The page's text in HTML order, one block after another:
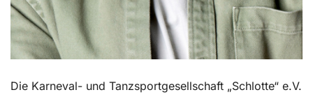
Die Karneval- und Tanzsportgesellschaft „Schlotte“ e.V.